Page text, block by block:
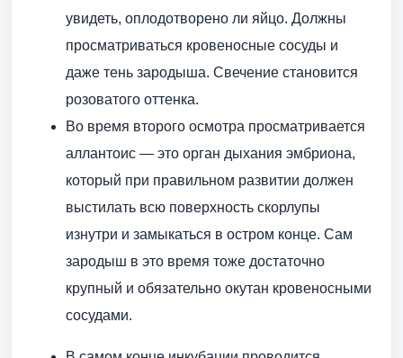
увидеть, оплодотворено ли яйцо. Должны
просматриваться кровеносные сосуды и
даже тень зародыша. Свечение становится
розоватого оттенка.
Во время второго осмотра просматривается
аллантоис — это орган дыхания эмбриона,
который при правильном развитии должен
выстилать всю поверхность скорлупы
изнутри и замыкаться в остром конце. Сам
зародыш в это время тоже достаточно
крупный и обязательно окутан кровеносными
сосудами.